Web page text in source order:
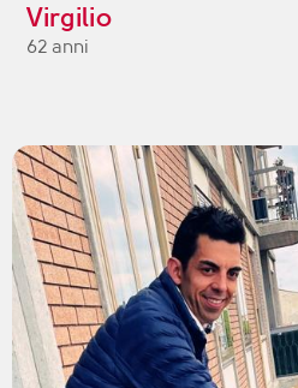
Virgilio
62 anni